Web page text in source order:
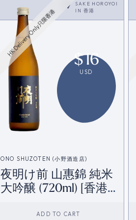
SAKE HOROYOI
IN 香港
HK Delivery Only只限香港
$16
USD
ONO SHUZOTEN (小野酒造店)
夜明け前 山惠錦 純米
大吟醸 (720ml) [香港
ADD TO CART